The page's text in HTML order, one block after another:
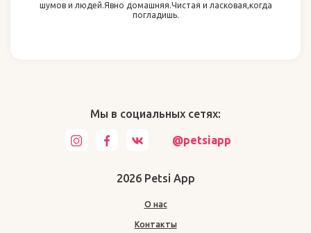
шумов и людей.Явно домашняя.Чистая и ласковая,когда
погладишь.
Мы в социальных сетях:
@petsiapp
2026 Petsi App
О нас
Контакты